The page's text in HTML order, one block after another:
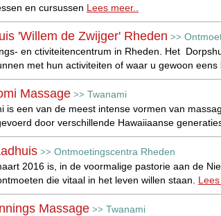
en cursussen Lees meer..
'Willem de Zwijger' Rheden >>
en ctiviteitencentrum in Rheden. Het
met hun activiteiten of waar u gewoon
Massage >> Twanami
is een van de meest intense vormen van
door verschillende Hawaiiaanse
>> Ontmoetingscentra Rheden
2016 is, in de voormalige pastorie aan de
die vitaal in het leven willen staan. Lees
Massage >> Twanami